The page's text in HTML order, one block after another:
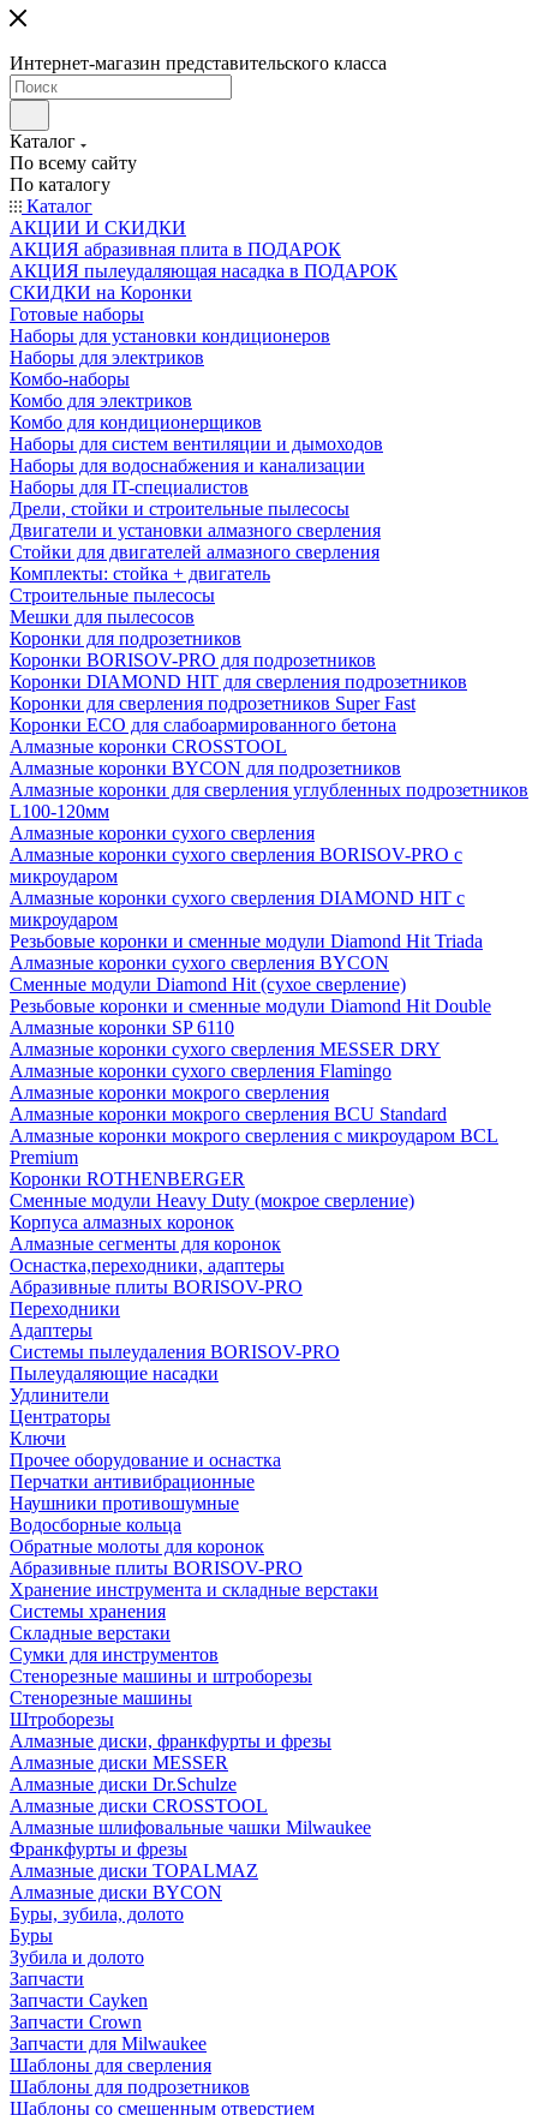
Интернет-магазин представительского класса
Каталог
По всему сайту
По каталогу
Каталог
АКЦИИ И СКИДКИ
АКЦИЯ абразивная плита в ПОДАРОК
АКЦИЯ пылеудаляющая насадка в ПОДАРОК
СКИДКИ на Коронки
Готовые наборы
Наборы для установки кондиционеров
Наборы для электриков
Комбо-наборы
Комбо для электриков
Комбо для кондиционерщиков
Наборы для систем вентиляции и дымоходов
Наборы для водоснабжения и канализации
Наборы для IT-специалистов
Дрели, стойки и строительные пылесосы
Двигатели и установки алмазного сверления
Стойки для двигателей алмазного сверления
Комплекты: стойка + двигатель
Строительные пылесосы
Мешки для пылесосов
Коронки для подрозетников
Коронки BORISOV-PRO для подрозетников
Коронки DIAMOND HIT для сверления подрозетников
Коронки для сверления подрозетников Super Fast
Коронки ECO для слабоармированного бетона
Алмазные коронки CROSSTOOL
Алмазные коронки BYCON для подрозетников
Алмазные коронки для сверления углубленных подрозетников
L100-120мм
Алмазные коронки сухого сверления
Алмазные коронки сухого сверления BORISOV-PRO с
микроударом
Алмазные коронки сухого сверления DIAMOND HIT с
микроударом
Резьбовые коронки и сменные модули Diamond Hit Triada
Алмазные коронки сухого сверления BYCON
Сменные модули Diamond Hit (сухое сверление)
Резьбовые коронки и сменные модули Diamond Hit Double
Алмазные коронки SP 6110
Алмазные коронки сухого сверления MESSER DRY
Алмазные коронки сухого сверления Flamingo
Алмазные коронки мокрого сверления
Алмазные коронки мокрого сверления BCU Standard
Алмазные коронки мокрого сверления с микроударом BCL
Premium
Коронки ROTHENBERGER
Сменные модули Heavy Duty (мокрое сверление)
Корпуса алмазных коронок
Алмазные сегменты для коронок
Оснастка,переходники, адаптеры
Абразивные плиты BORISOV-PRO
Переходники
Адаптеры
Системы пылеудаления BORISOV-PRO
Пылеудаляющие насадки
Удлинители
Центраторы
Ключи
Прочее оборудование и оснастка
Перчатки антивибрационные
Наушники противошумные
Водосборные кольца
Обратные молоты для коронок
Абразивные плиты BORISOV-PRO
Хранение инструмента и складные верстаки
Системы хранения
Складные верстаки
Сумки для инструментов
Стенорезные машины и штроборезы
Стенорезные машины
Штроборезы
Алмазные диски, франкфурты и фрезы
Алмазные диски MESSER
Алмазные диски Dr.Schulze
Алмазные диски CROSSTOOL
Алмазные шлифовальные чашки Milwaukee
Франкфурты и фрезы
Алмазные диски TOPALMAZ
Алмазные диски BYCON
Буры, зубила, долото
Буры
Зубила и долото
Запчасти
Запчасти Cayken
Запчасти Crown
Запчасти для Milwaukee
Шаблоны для сверления
Шаблоны для подрозетников
Шаблоны со смещенным отверстием